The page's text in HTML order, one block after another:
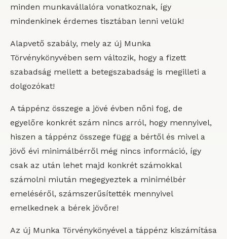
minden munkavállalóra vonatkoznak, így
mindenkinek érdemes tisztában lenni velük!
Alapvető szabály, mely az új Munka
Törvénykönyvében sem változik, hogy a fizett
szabadság mellett a betegszabadság is megilleti a
dolgozókat!
A táppénz összege a jövé évben nőni fog, de
egyelőre konkrét szám nincs arról, hogy mennyivel,
hiszen a táppénz összege függ a bértől és mivel a
jövő évi minimálbérről még nincs információ, így
csak az után lehet majd konkrét számokkal
számolni miután megegyeztek a minimélbér
emeléséről, számszerűsítették mennyivel
emelkednek a bérek jövőre!
Az új Munka Törvénykönyével a táppénz kiszámítása